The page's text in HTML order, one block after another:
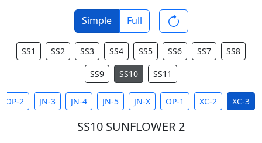
Simple Full
SS1 SS2 SS3 SS4 SS5 SS6 SS7 SS8
SS9 SS10 SS11
OP-2 JN-3 JN-4 JN-5 JN-X OP-1 XC-2 XC-3
SS10 SUNFLOWER 2